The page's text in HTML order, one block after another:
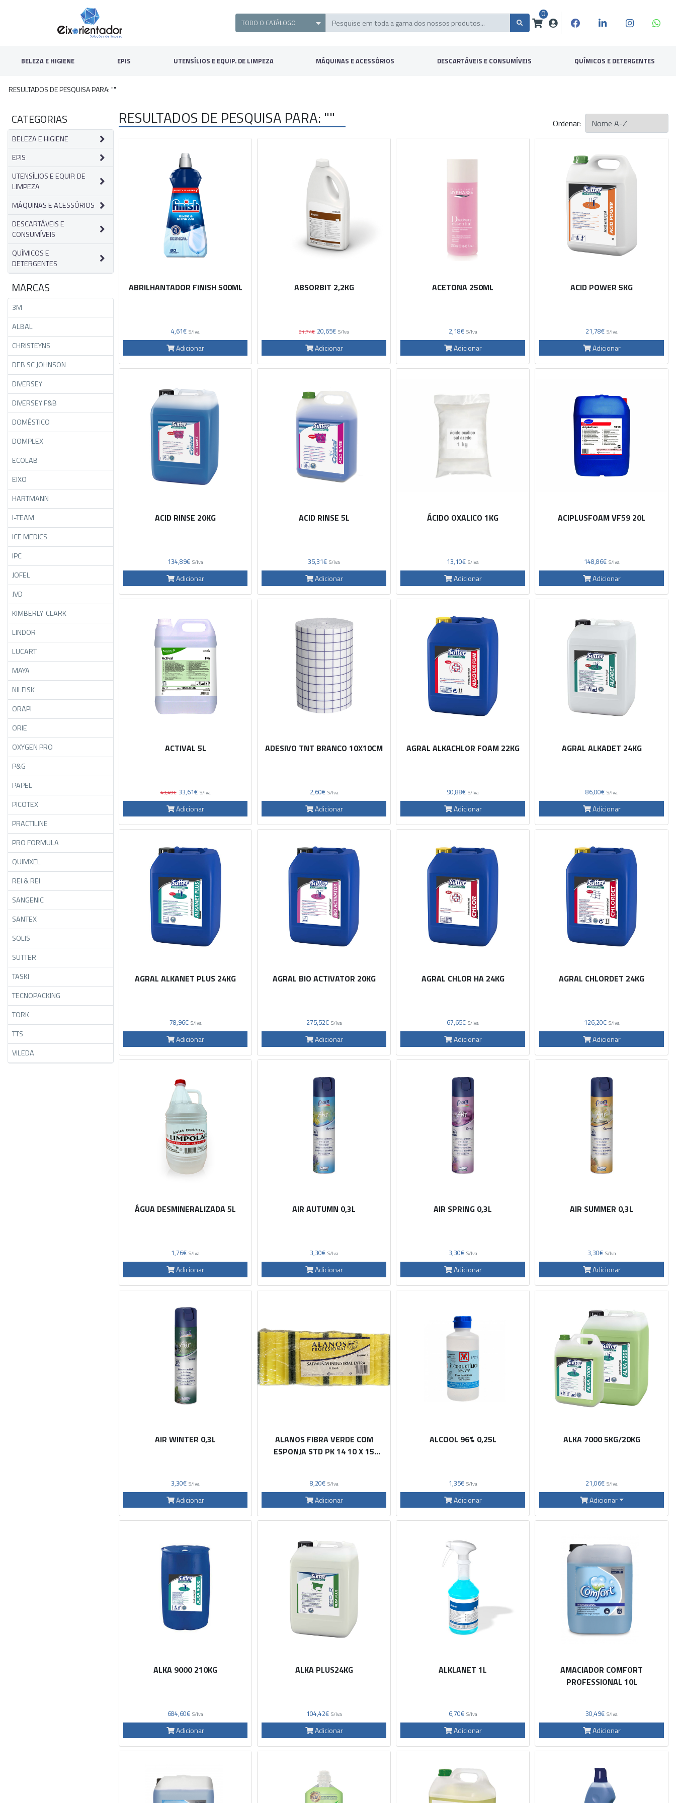
0
BELEZA E HIGIENE EPIS UTENSÍLIOS E EQUIP. DE LIMPEZA MÁQUINAS E ACESSÓRIOS DESCARTÁVEIS E CONSUMÍVEIS QUÍMICOS E DETERGENTES
RESULTADOS DE PESQUISA PARA: ""
CATEGORIAS
BELEZA E HIGIENE
EPIS
UTENSÍLIOS E EQUIP. DE
LIMPEZA
MÁQUINAS E ACESSÓRIOS
DESCARTÁVEIS E
CONSUMÍVEIS
QUÍMICOS E
DETERGENTES
MARCAS
3M
ALBAL
CHRISTEYNS
DEB SC JOHNSON
DIVERSEY
DIVERSEY F&B
DOMÉSTICO
DOMPLEX
ECOLAB
EIXO
HARTMANN
I-TEAM
ICE MEDICS
IPC
JOFEL
JVD
KIMBERLY-CLARK
LINDOR
LUCART
MAYA
NILFISK
ORAPI
ORIE
OXYGEN PRO
P&G
PAPEL
PICOTEX
PRACTILINE
PRO FORMULA
QUIMXEL
REI & REI
SANGENIC
SANTEX
SOLIS
SUTTER
TASKI
TECNOPACKING
TORK
TTS
VILEDA
RESULTADOS DE PESQUISA PARA: "" Ordenar:
ABRILHANTADOR FINISH 500ML
4,61€ S/Iva
Adicionar
ABSORBIT 2,2KG
21,74€ 20,65€ S/Iva
Adicionar
ACETONA 250ML
2,18€ S/Iva
Adicionar
ACID POWER 5KG
21,78€ S/Iva
Adicionar
ACID RINSE 20KG
134,89€ S/Iva
Adicionar
ACID RINSE 5L
35,31€ S/Iva
Adicionar
ÁCIDO OXALICO 1KG
13,10€ S/Iva
Adicionar
ACIPLUSFOAM VF59 20L
148,86€ S/Iva
Adicionar
ACTIVAL 5L
43,49€ 33,61€ S/Iva
Adicionar
ADESIVO TNT BRANCO 10X10CM
2,60€ S/Iva
Adicionar
AGRAL ALKACHLOR FOAM 22KG
90,88€ S/Iva
Adicionar
AGRAL ALKADET 24KG
86,00€ S/Iva
Adicionar
AGRAL ALKANET PLUS 24KG
78,96€ S/Iva
Adicionar
AGRAL BIO ACTIVATOR 20KG
275,52€ S/Iva
Adicionar
AGRAL CHLOR HA 24KG
67,65€ S/Iva
Adicionar
AGRAL CHLORDET 24KG
126,20€ S/Iva
Adicionar
ÁGUA DESMINERALIZADA 5L
1,76€ S/Iva
Adicionar
AIR AUTUMN 0,3L
3,30€ S/Iva
Adicionar
AIR SPRING 0,3L
3,30€ S/Iva
Adicionar
AIR SUMMER 0,3L
3,30€ S/Iva
Adicionar
AIR WINTER 0,3L
3,30€ S/Iva
Adicionar
ALANOS FIBRA VERDE COM
ESPONJA STD PK 14 10 X 15
8,20€ S/Iva
Adicionar
ALCOOL 96% 0,25L
1,35€ S/Iva
Adicionar
ALKA 7000 5KG/20KG
21,06€ S/Iva
Adicionar
ALKA 9000 210KG
684,60€ S/Iva
Adicionar
ALKA PLUS24KG
104,42€ S/Iva
Adicionar
ALKLANET 1L
6,70€ S/Iva
Adicionar
AMACIADOR COMFORT
PROFESSIONAL 10L
30,49€ S/Iva
Adicionar